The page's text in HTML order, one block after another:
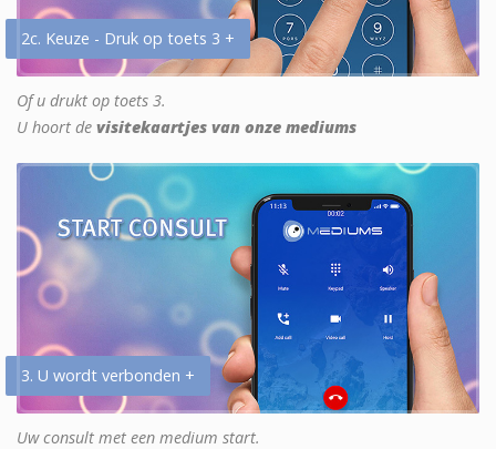
2c. Keuze - Druk op toets 3 +
Of u drukt op toets 3.
U hoort de visitekaartjes van onze mediums
3. U wordt verbonden +
Uw consult met een medium start.